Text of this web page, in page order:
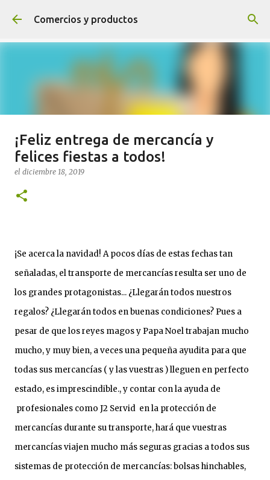
Ir al contenido principal
Comercios y productos
¡NOVEDADES! ¡SÍGUENOS Y
TENDRÁS PREMIO!
elagosto 04, 2020
¡Feliz entrega de mercancía y
felices fiestas a todos!
el diciembre 18, 2019
¡Se acerca la navidad! A pocos días de estas fechas tan
señaladas, el transporte de mercancías resulta ser uno de
los grandes protagonistas... ¿Llegarán todos nuestros
regalos? ¿Llegarán todos en buenas condiciones? Pues a
pesar de que los reyes magos y Papa Noel trabajan mucho
mucho, y muy bien, a veces una pequeña ayudita para que
todas sus mercancías ( y las vuestras ) lleguen en perfecto
estado, es imprescindible., y contar con la ayuda de
profesionales como J2 Servid en la protección de
mercancías durante su transporte, hará que vuestras
mercancías viajen mucho más seguras gracias a todos sus
sistemas de protección de mercancías: bolsas hinchables,